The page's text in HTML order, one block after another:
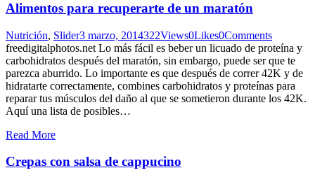
Alimentos para recuperarte de un maratón
Nutrición, Slider3 marzo, 2014322Views0Likes0Comments
freedigitalphotos.net Lo más fácil es beber un licuado de proteína y
carbohidratos después del maratón, sin embargo, puede ser que te
parezca aburrido. Lo importante es que después de correr 42K y de
hidratarte correctamente, combines carbohidratos y proteínas para
reparar tus músculos del daño al que se sometieron durante los 42K.
Aquí una lista de posibles…
Read More
Crepas con salsa de cappucino